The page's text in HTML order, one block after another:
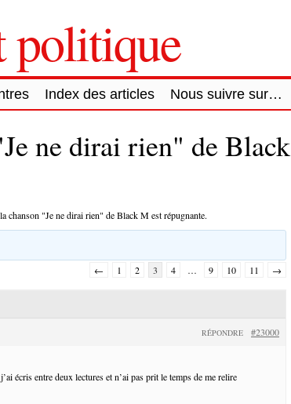
politique
Index des articles Nous suivre sur…
ne dirai rien" de Black
chanson "Je ne dirai rien" de Black M est répugnante.
← 1 2 3 4 … 9 10 11 →
#23000
RÉPONDRE
écris entre deux lectures et n’ai pas prit le temps de me relire